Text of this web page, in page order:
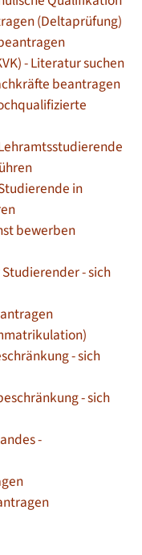
(Deltaprüfung)
- Literatur suchen
beantragen
in
bewerben
- sich
- sich
- sich
-